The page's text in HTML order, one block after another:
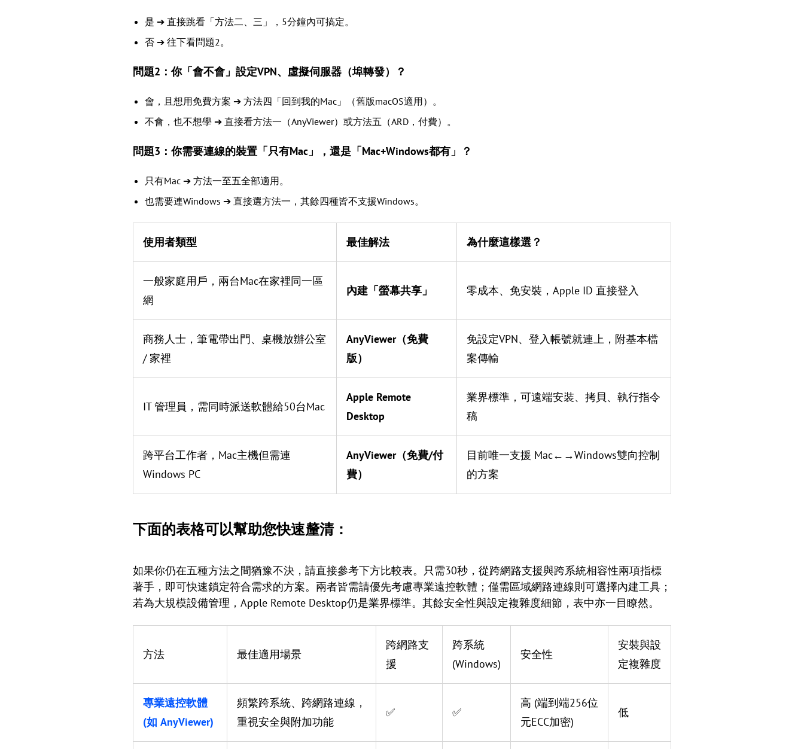
是 ➔ 直接跳看「方法二、三」，5分鐘內可搞定。
否 ➔ 往下看問題2。
問題2：你「會不會」設定VPN、虛擬伺服器（埠轉發）？
會，且想用免費方案 ➔ 方法四「回到我的Mac」（舊版macOS適用）。
不會，也不想學 ➔ 直接看方法一（AnyViewer）或方法五（ARD，付費）。
問題3：你需要連線的裝置「只有Mac」，還是「Mac+Windows都有」？
只有Mac ➔ 方法一至五全部適用。
也需要連Windows ➔ 直接選方法一，其餘四種皆不支援Windows。
使用者類型 最佳解法 為什麼這樣選？
一般家庭用戶，兩台Mac在家裡同一區
網
內建「螢幕共享」 零成本、免安裝，Apple ID 直接登入
商務人士，筆電帶出門、桌機放辦公室
/ 家裡
AnyViewer（免費
版）
免設定VPN、登入帳號就連上，附基本檔
案傳輸
IT 管理員，需同時派送軟體給50台Mac
Apple Remote
Desktop
業界標準，可遠端安裝、拷貝、執行指令
稿
跨平台工作者，Mac主機但需連
Windows PC
AnyViewer（免費/付
費）
目前唯一支援 Mac←→Windows雙向控制
的方案
下面的表格可以幫助您快速釐清：
如果你仍在五種方法之間猶豫不決，請直接參考下方比較表。只需30秒，從跨網路支援與跨系統相容性兩項指標
著手，即可快速鎖定符合需求的方案。兩者皆需請優先考慮專業遠控軟體；僅需區域網路連線則可選擇內建工具；
若為大規模設備管理，Apple Remote Desktop仍是業界標準。其餘安全性與設定複雜度細節，表中亦一目瞭然。
方法 最佳適用場景
跨網路支
援
跨系統
(Windows)
安全性
安裝與設
定複雜度
專業遠控軟體
(如 AnyViewer)
頻繁跨系統、跨網路連線，
重視安全與附加功能
✅ ✅
高 (端到端256位
元ECC加密)
低